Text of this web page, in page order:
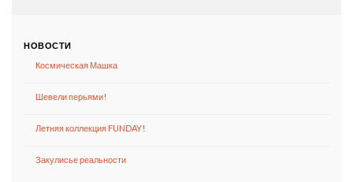
НОВОСТИ
Космическая Машка
Шевели перьями!
Летняя коллекция FUNDAY!
Закулисье реальности